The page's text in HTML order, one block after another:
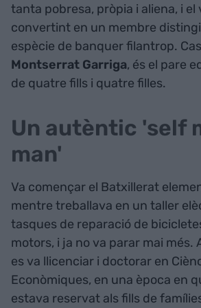
tanta pobresa, pròpia i aliena, i el
convertint en un membre
espècie de banquer filantrop.
Montserrat Garriga, és el pare
de quatre fills i quatre filles.
Un autèntic 'self
man'
Va començar el Batxillerat
mentre treballava en un taller
tasques de reparació de
motors, i ja no va parar mai més.
es va llicenciar i doctorar en
Econòmiques, en una època en
estava reservat als fills de